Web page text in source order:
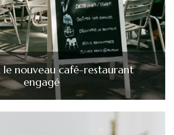
le nouveau café-restaurant
engagé